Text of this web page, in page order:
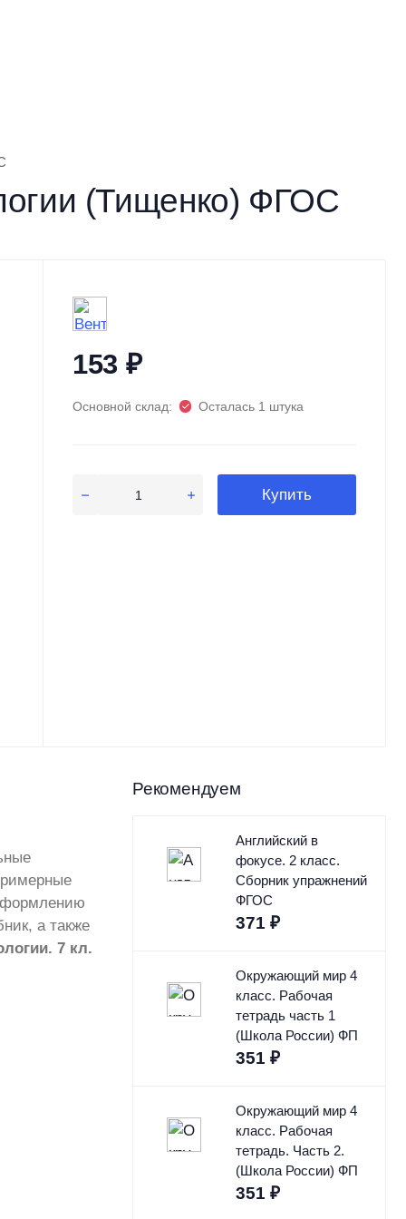
(Тищенко) ФГОС
153 ₽
Основной склад: Осталась 1 штука
Купить
а также
7 кл.
Рекомендуем
Английский в
фокусе. 2 класс.
Сборник упражнений
ФГОС
371 ₽
Окружающий мир 4
класс. Рабочая
тетрадь часть 1
(Школа России) ФП
351 ₽
Окружающий мир 4
класс. Рабочая
тетрадь. Часть 2.
(Школа России) ФП
351 ₽